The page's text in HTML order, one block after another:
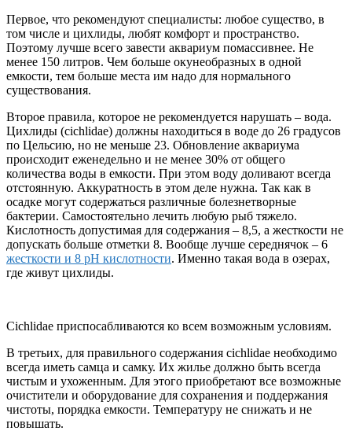
Первое, что рекомендуют специалисты: любое существо, в
том числе и цихлиды, любят комфорт и пространство.
Поэтому лучше всего завести аквариум помассивнее. Не
менее 150 литров. Чем больше окунеобразных в одной
емкости, тем больше места им надо для нормального
существования.
Второе правила, которое не рекомендуется нарушать – вода.
Цихлиды (cichlidae) должны находиться в воде до 26 градусов
по Цельсию, но не меньше 23. Обновление аквариума
происходит еженедельно и не менее 30% от общего
количества воды в емкости. При этом воду доливают всегда
отстоянную. Аккуратность в этом деле нужна. Так как в
осадке могут содержаться различные болезнетворные
бактерии. Самостоятельно лечить любую рыб тяжело.
Кислотность допустимая для содержания – 8,5, а жесткости не
допускать больше отметки 8. Вообще лучше середнячок – 6
жесткости и 8 рН кислотности. Именно такая вода в озерах,
где живут цихлиды.
Сichlidae приспосабливаются ко всем возможным условиям.
В третьих, для правильного содержания cichlidae необходимо
всегда иметь самца и самку. Их жилье должно быть всегда
чистым и ухоженным. Для этого приобретают все возможные
очистители и оборудование для сохранения и поддержания
чистоты, порядка емкости. Температуру не снижать и не
повышать.